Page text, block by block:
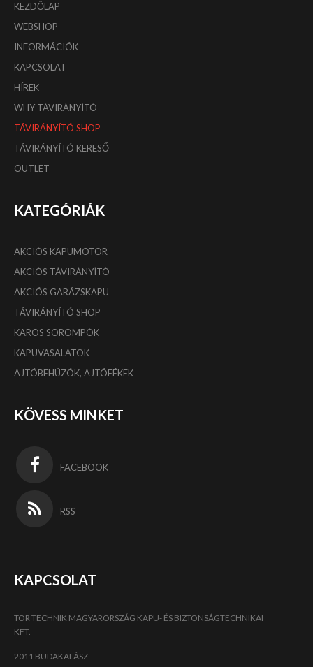
KEZDŐLAP
WEBSHOP
INFORMÁCIÓK
KAPCSOLAT
HÍREK
WHY TÁVIRÁNYÍTÓ
TÁVIRÁNYÍTÓ SHOP
TÁVIRÁNYÍTÓ KERESŐ
OUTLET
KATEGÓRIÁK
AKCIÓS KAPUMOTOR
AKCIÓS TÁVIRÁNYÍTÓ
AKCIÓS GARÁZSKAPU
TÁVIRÁNYÍTÓ SHOP
KAROS SOROMPÓK
KAPUVASALATOK
AJTÓBEHÚZÓK, AJTÓFÉKEK
KÖVESS MINKET
FACEBOOK
RSS
KAPCSOLAT
TOR TECHNIK MAGYARORSZÁG KAPU- ÉS BIZTONSÁGTECHNIKAI
KFT.
2011 BUDAKALÁSZ